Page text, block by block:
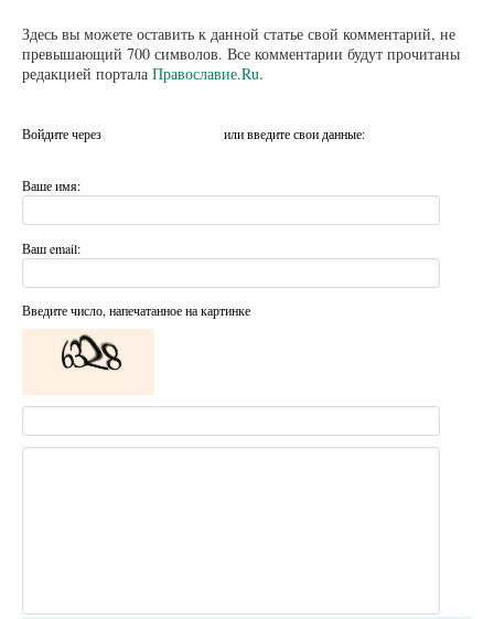
Здесь вы можете оставить к данной статье свой комментарий, не
превышающий 700 символов. Все комментарии будут прочитаны
редакцией портала Православие.Ru.
Войдите через или введите свои данные:
Ваше имя:
Ваш email:
Введите число, напечатанное на картинке